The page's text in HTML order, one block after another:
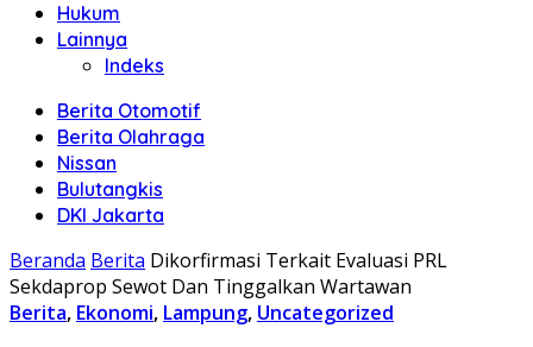
Hukum
Lainnya
Indeks
Berita Otomotif
Berita Olahraga
Nissan
Bulutangkis
DKI Jakarta
Beranda Berita Dikorfirmasi Terkait Evaluasi PRL
Sekdaprop Sewot Dan Tinggalkan Wartawan
Berita, Ekonomi, Lampung, Uncategorized